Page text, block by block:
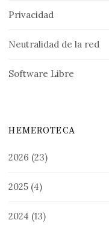
Privacidad
Neutralidad de la red
Software Libre
HEMEROTECA
2026 (23)
2025 (4)
2024 (13)